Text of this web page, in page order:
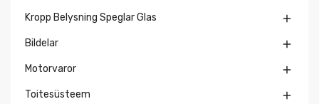
Kropp Belysning Speglar Glas 
Bildelar 
Motorvaror 
Toitesüsteem 